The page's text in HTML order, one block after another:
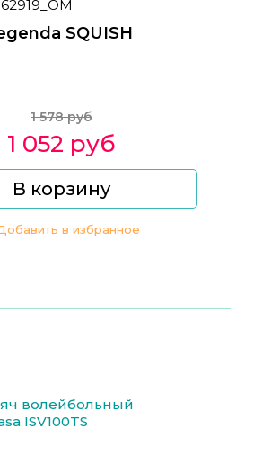
SQUISH
1 578 руб
1 052 руб
В корзину
в избранное